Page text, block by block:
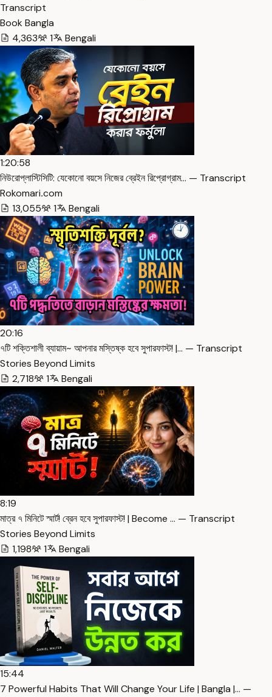
Transcript
Book Bangla
4,363
1 Bengali
1:20:58
নিউরোপ্লাস্টিসিটি: যেকোনো বয়সে নিজের ব্রেইন রিপ্রোগ্রাম… — Transcript
Rokomari․com
13,055
1 Bengali
20:16
৭টি শক্তিশালী ব্যায়াম~ আপনার মস্তিষ্ক হবে সুপারফাস্ট! |… — Transcript
Stories Beyond Limits
2,718
1 Bengali
8:19
মাত্র ৭ মিনিটে স্মার্ট! ব্রেন হবে সুপারফাস্ট! | Become … — Transcript
Stories Beyond Limits
1,198
1 Bengali
15:44
7 Powerful Habits That Will Change Your Life | Bangla |… —